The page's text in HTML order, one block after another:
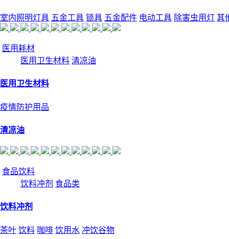
室内照明灯具 五金工具 锁具 五金配件 电动工具 除害虫用灯 其
医用耗材
医用卫生材料 清凉油
医用卫生材料
疫情防护用品
清凉油
食品饮料
饮料冲剂 食品类
饮料冲剂
茶叶 饮料 咖啡 饮用水 冲饮谷物